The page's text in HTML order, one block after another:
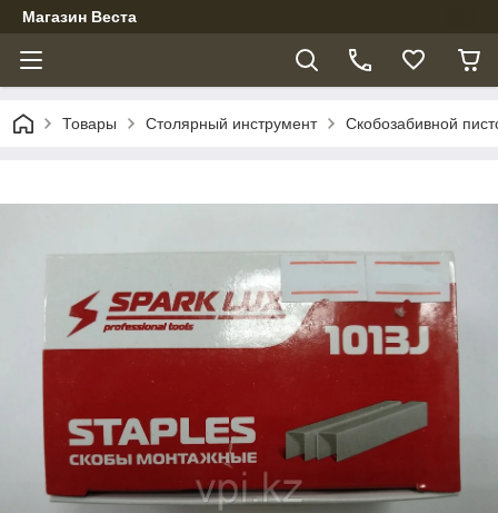
Магазин Веста
Товары Столярный инструмент Скобозабивной